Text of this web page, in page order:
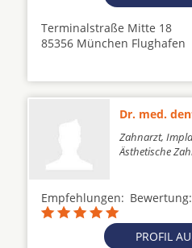
Terminalstraße Mitte 18
85356 München Flughafen
Dr. med.
Zahnarzt,
Ästhetische
Empfehlungen: Bewertung:
PROFIL